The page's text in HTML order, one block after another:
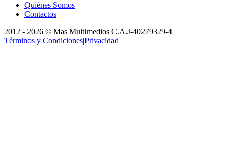
Quiénes Somos
Contactos
2012 - 2026 © Mas Multimedios C.A.J-40279329-4 |
Términos y Condiciones|Privacidad